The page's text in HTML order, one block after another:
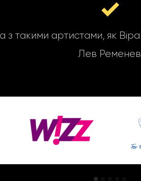
такими артистами, як
Лев